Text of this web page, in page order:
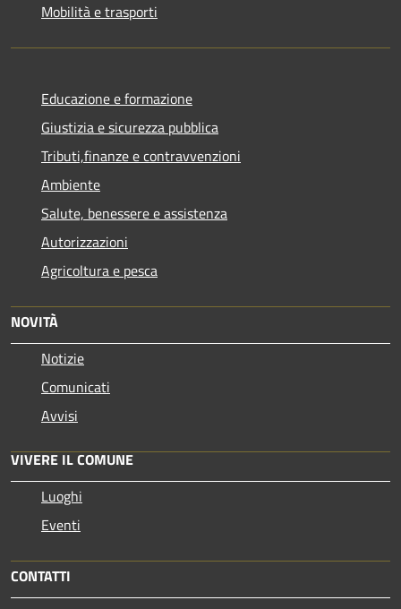
Mobilità e trasporti
Educazione e formazione
Giustizia e sicurezza pubblica
Tributi,finanze e contravvenzioni
Ambiente
Salute, benessere e assistenza
Autorizzazioni
Agricoltura e pesca
NOVITÀ
Notizie
Comunicati
Avvisi
VIVERE IL COMUNE
Luoghi
Eventi
CONTATTI